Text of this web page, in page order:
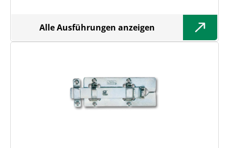
Alle Ausführungen anzeigen